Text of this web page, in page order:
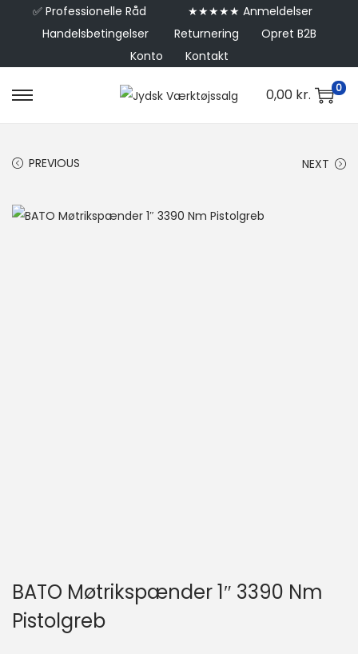
✅ Professionelle Råd
★★★★★ Anmeldelser
Handelsbetingelser
Returnering
Opret B2B
Konto
Kontakt
0,00 kr. 0
PREVIOUS NEXT
BATO Møtrikspænder 1″ 3390 Nm
Pistolgreb